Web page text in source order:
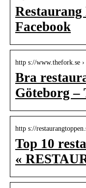
Facebook
http s://www.thefork.se ›
Bra
Göteborg –
http s://
Top 10
«